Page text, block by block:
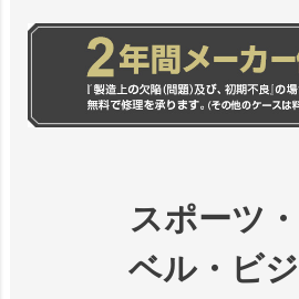
スポーツ
ベル・ビ